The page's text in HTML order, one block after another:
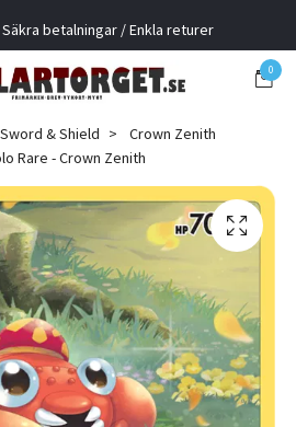
betalningar / Enkla returer
0
Sword & Shield
Crown Zenith
Rare - Crown Zenith